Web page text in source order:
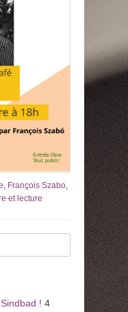
, François Szabo,
et lecture
! 4